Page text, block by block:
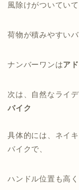
風除けがついていて
荷物が積みやすい
ナンバーワンはア
次は、自然なライ
バイク
具体的には、ネイ
バイクで、
ハンドル位置も高く